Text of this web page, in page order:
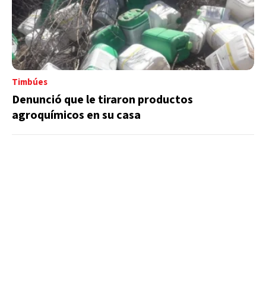
Timbúes
Denunció que le tiraron productos
agroquímicos en su casa